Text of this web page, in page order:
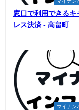
窓口で利用できるキ
レス決済 - 高畠町
マイナン